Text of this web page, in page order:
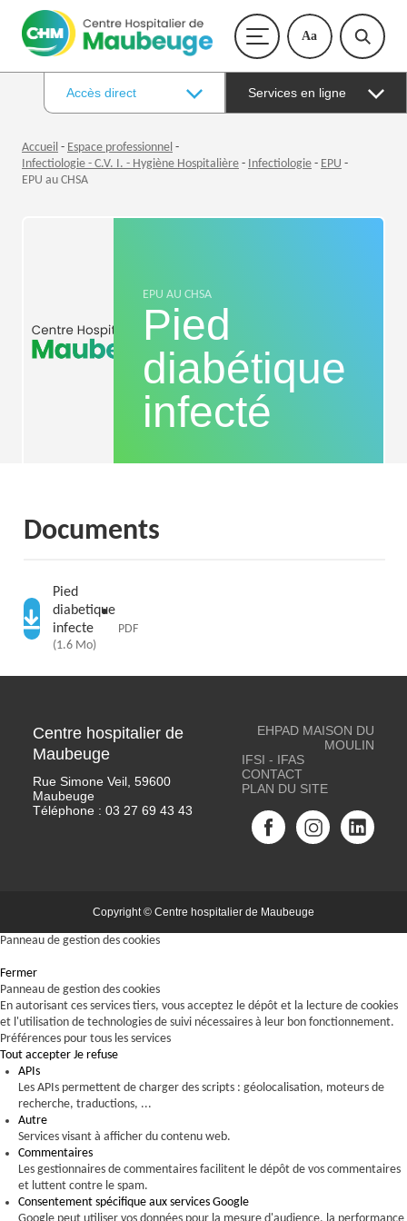
Aa
Accès direct Services en ligne
Accueil - Espace professionnel -
Infectiologie - C.V. I. - Hygiène Hospitalière - Infectiologie - EPU -
EPU au CHSA
EPU AU CHSA
Pied
diabétique
infecté
Documents
Pied
diabetique
infecte
PDF
(1.6 Mo)
Centre hospitalier de
Maubeuge
Rue Simone Veil, 59600
Maubeuge
Téléphone : 03 27 69 43 43
EHPAD MAISON DU
MOULIN
IFSI - IFAS
CONTACT
PLAN DU SITE
Copyright © Centre hospitalier de Maubeuge
Panneau de gestion des cookies
Fermer
Panneau de gestion des cookies
En autorisant ces services tiers, vous acceptez le dépôt et la lecture de cookies
et l'utilisation de technologies de suivi nécessaires à leur bon fonctionnement.
Préférences pour tous les services
Tout accepter Je refuse
APIs
Les APIs permettent de charger des scripts : géolocalisation, moteurs de
recherche, traductions, ...
Autre
Services visant à afficher du contenu web.
Commentaires
Les gestionnaires de commentaires facilitent le dépôt de vos commentaires
et luttent contre le spam.
Consentement spécifique aux services Google